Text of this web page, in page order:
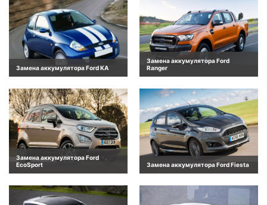
Замена аккумулятора Ford KA
Замена аккумулятора Ford
Ranger
Замена аккумулятора Ford
EcoSport
Замена аккумулятора Ford Fiesta